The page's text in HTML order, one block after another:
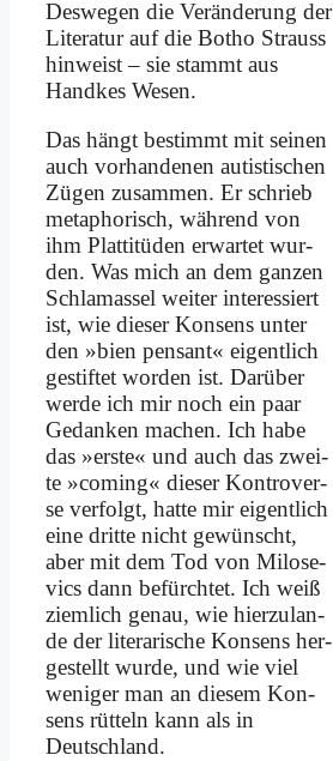
Des­we­gen die Ver­än­de­rung der
Li­te­ra­tur auf die Bo­tho Strauss
hin­weist – sie stammt aus
Hand­kes We­sen.
Das hängt be­stimmt mit sei­nen
auch vor­han­de­nen au­ti­sti­schen
Zü­gen zu­sam­men. Er schrieb
me­ta­pho­risch, wäh­rend von
ihm Plat­ti­tü­den er­war­tet wur­
den. Was mich an dem gan­zen
Schla­mas­sel wei­ter in­ter­es­siert
ist, wie die­ser Kon­sens un­ter
den »bien pensant« ei­gent­lich
ge­stif­tet wor­den ist. Dar­über
wer­de ich mir noch ein paar
Ge­dan­ken ma­chen. Ich ha­be
das »er­ste« und auch das zwei­
te »co­ming« die­ser Kon­tro­ver­
se ver­folgt, hat­te mir ei­gent­lich
ei­ne drit­te nicht ge­wünscht,
aber mit dem Tod von Mi­lo­se­
vics dann be­fürch­tet. Ich weiß
ziem­lich ge­nau, wie hier­zu­lan­
de der li­te­ra­ri­sche Kon­sens her­
ge­stellt wur­de, und wie viel
we­ni­ger man an die­sem Kon­
sens rüt­teln kann als in
Deutsch­land.